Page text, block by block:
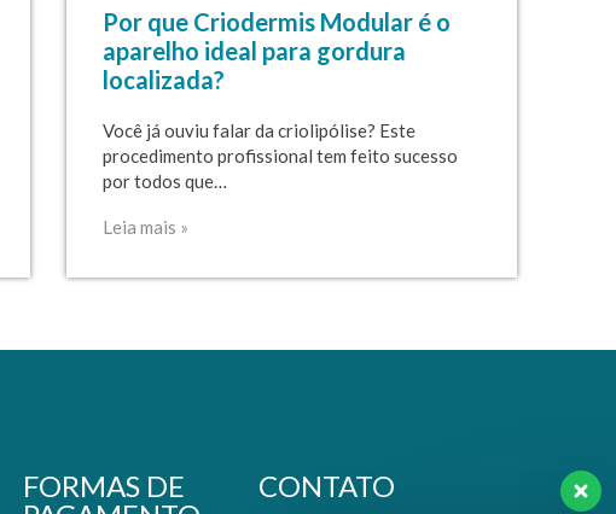
Por que Criodermis Modular é o
aparelho ideal para gordura
localizada?
Você já ouviu falar da criolipólise? Este
procedimento profissional tem feito sucesso
por todos que…
Leia mais »
FORMAS DE
CONTATO